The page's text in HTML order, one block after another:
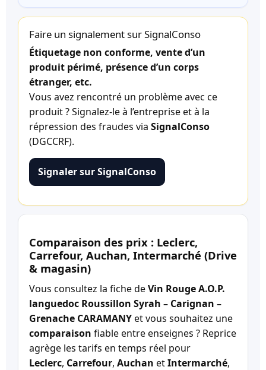
Faire un signalement sur SignalConso
Étiquetage non conforme, vente d’un
produit périmé, présence d’un corps
étranger, etc.
Vous avez rencontré un problème avec ce
produit ? Signalez-le à l’entreprise et à la
répression des fraudes via SignalConso
(DGCCRF).
Signaler sur SignalConso
Comparaison des prix : Leclerc,
Carrefour, Auchan, Intermarché (Drive
& magasin)
Vous consultez la fiche deVin Rouge A.O.P.
languedoc Roussillon Syrah – Carignan –
Grenache CARAMANYet vous souhaitez une
comparaison fiable entre enseignes ? Reprice
agrège les tarifs en temps réel pour
Leclerc, Carrefour, Auchan etIntermarché,